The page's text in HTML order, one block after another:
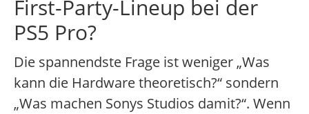
First-Party-Lineup bei der
PS5 Pro?
Die spannendste Frage ist weniger „Was
kann die Hardware theoretisch?“ sondern
„Was machen Sonys Studios damit?“. Wenn